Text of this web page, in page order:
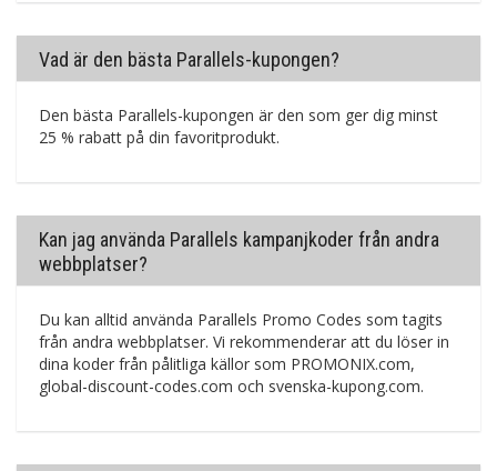
Vad är den bästa Parallels-kupongen?
Den bästa Parallels-kupongen är den som ger dig minst
25 % rabatt på din favoritprodukt.
Kan jag använda Parallels kampanjkoder från andra
webbplatser?
Du kan alltid använda Parallels Promo Codes som tagits
från andra webbplatser. Vi rekommenderar att du löser in
dina koder från pålitliga källor som PROMONIX.com,
global-discount-codes.com och svenska-kupong.com.